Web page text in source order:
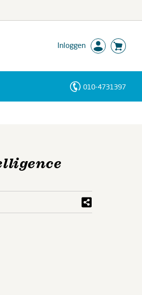
Inloggen
010-4731397